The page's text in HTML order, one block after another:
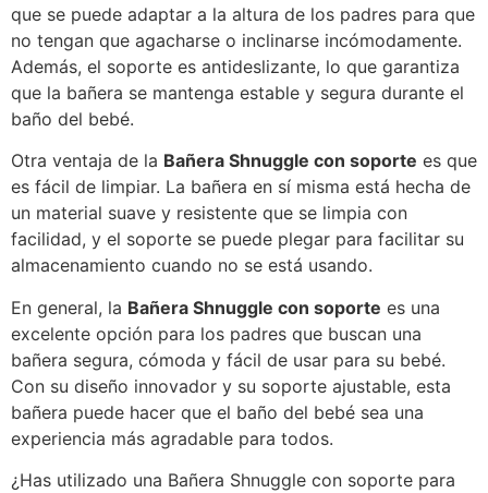
que se puede adaptar a la altura de los padres para que
no tengan que agacharse o inclinarse incómodamente.
Además, el soporte es antideslizante, lo que garantiza
que la bañera se mantenga estable y segura durante el
baño del bebé.
Otra ventaja de la Bañera Shnuggle con soporte es que
es fácil de limpiar. La bañera en sí misma está hecha de
un material suave y resistente que se limpia con
facilidad, y el soporte se puede plegar para facilitar su
almacenamiento cuando no se está usando.
En general, la Bañera Shnuggle con soporte es una
excelente opción para los padres que buscan una
bañera segura, cómoda y fácil de usar para su bebé.
Con su diseño innovador y su soporte ajustable, esta
bañera puede hacer que el baño del bebé sea una
experiencia más agradable para todos.
¿Has utilizado una Bañera Shnuggle con soporte para